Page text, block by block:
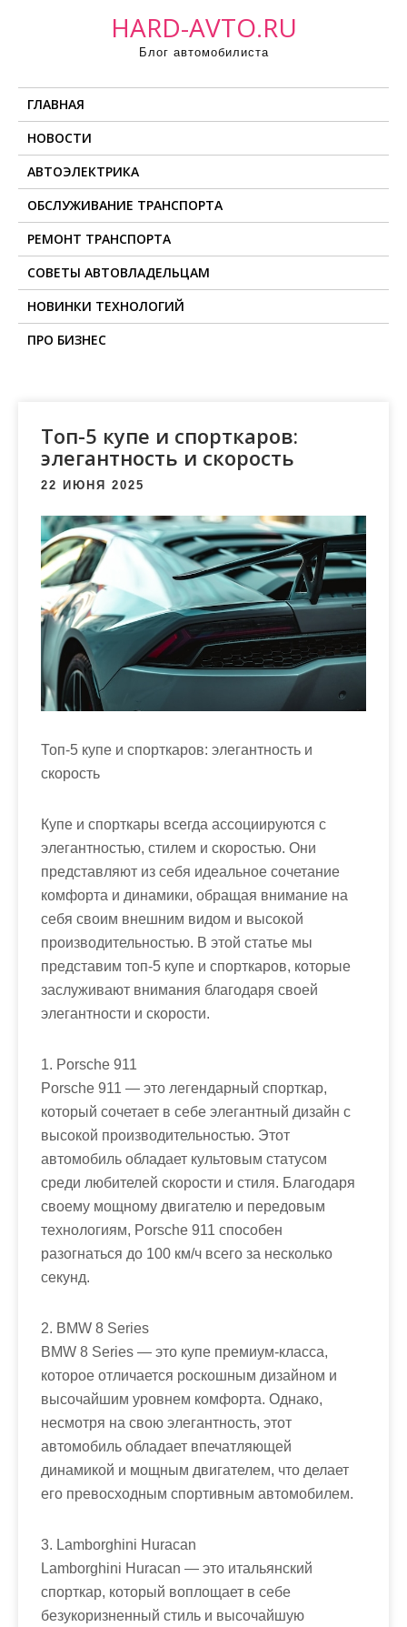
HARD-AVTO.RU
Блог автомобилиста
ГЛАВНАЯ
НОВОСТИ
АВТОЭЛЕКТРИКА
ОБСЛУЖИВАНИЕ ТРАНСПОРТА
РЕМОНТ ТРАНСПОРТА
СОВЕТЫ АВТОВЛАДЕЛЬЦАМ
НОВИНКИ ТЕХНОЛОГИЙ
ПРО БИЗНЕС
Топ-5 купе и спорткаров:
элегантность и скорость
22 ИЮНЯ 2025
Топ-5 купе и спорткаров: элегантность и
скорость
Купе и спорткары всегда ассоциируются с
элегантностью, стилем и скоростью. Они
представляют из себя идеальное сочетание
комфорта и динамики, обращая внимание на
себя своим внешним видом и высокой
производительностью. В этой статье мы
представим топ-5 купе и спорткаров, которые
заслуживают внимания благодаря своей
элегантности и скорости.
1. Porsche 911
Porsche 911 — это легендарный спорткар,
который сочетает в себе элегантный дизайн с
высокой производительностью. Этот
автомобиль обладает культовым статусом
среди любителей скорости и стиля. Благодаря
своему мощному двигателю и передовым
технологиям, Porsche 911 способен
разогнаться до 100 км/ч всего за несколько
секунд.
2. BMW 8 Series
BMW 8 Series — это купе премиум-класса,
которое отличается роскошным дизайном и
высочайшим уровнем комфорта. Однако,
несмотря на свою элегантность, этот
автомобиль обладает впечатляющей
динамикой и мощным двигателем, что делает
его превосходным спортивным автомобилем.
3. Lamborghini Huracan
Lamborghini Huracan — это итальянский
спорткар, который воплощает в себе
безукоризненный стиль и высочайшую